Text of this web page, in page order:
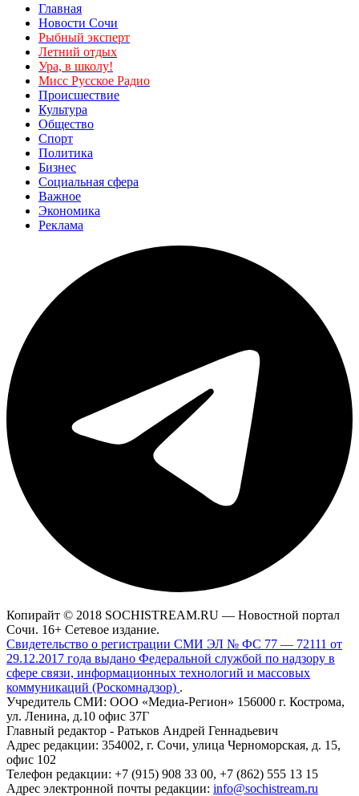
Главная
Новости Сочи
Рыбный эксперт
Летний отдых
Ура, в школу!
Мисс Русское Радио
Происшествие
Культура
Общество
Спорт
Политика
Бизнес
Социальная сфера
Важное
Экономика
Реклама
Копирайт © 2018 SOCHISTREAM.RU — Новостной портал
Сочи. 16+ Сетевое издание.
Свидетельство о регистрации СМИ ЭЛ № ФС 77 — 72111 от
29.12.2017 года выдано Федеральной службой по надзору в
сфере связи, информационных технологий и массовых
коммуникаций (Роскомнадзор) .
Учредитель СМИ: ООО «Медиа-Регион» 156000 г. Кострома,
ул. Ленина, д.10 офис 37Г
Главный редактор - Ратьков Андрей Геннадьевич
Адрес редакции: 354002, г. Сочи, улица Черноморская, д. 15,
офис 102
Телефон редакции: +7 (915) 908 33 00, +7 (862) 555 13 15
Адрес электронной почты редакции: info@sochistream.ru